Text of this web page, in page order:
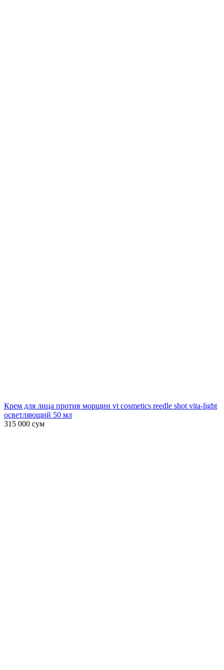
Крем для лица против морщин vt cosmetics reedle shot vita-light
осветляющий 50 мл
315 000 сум